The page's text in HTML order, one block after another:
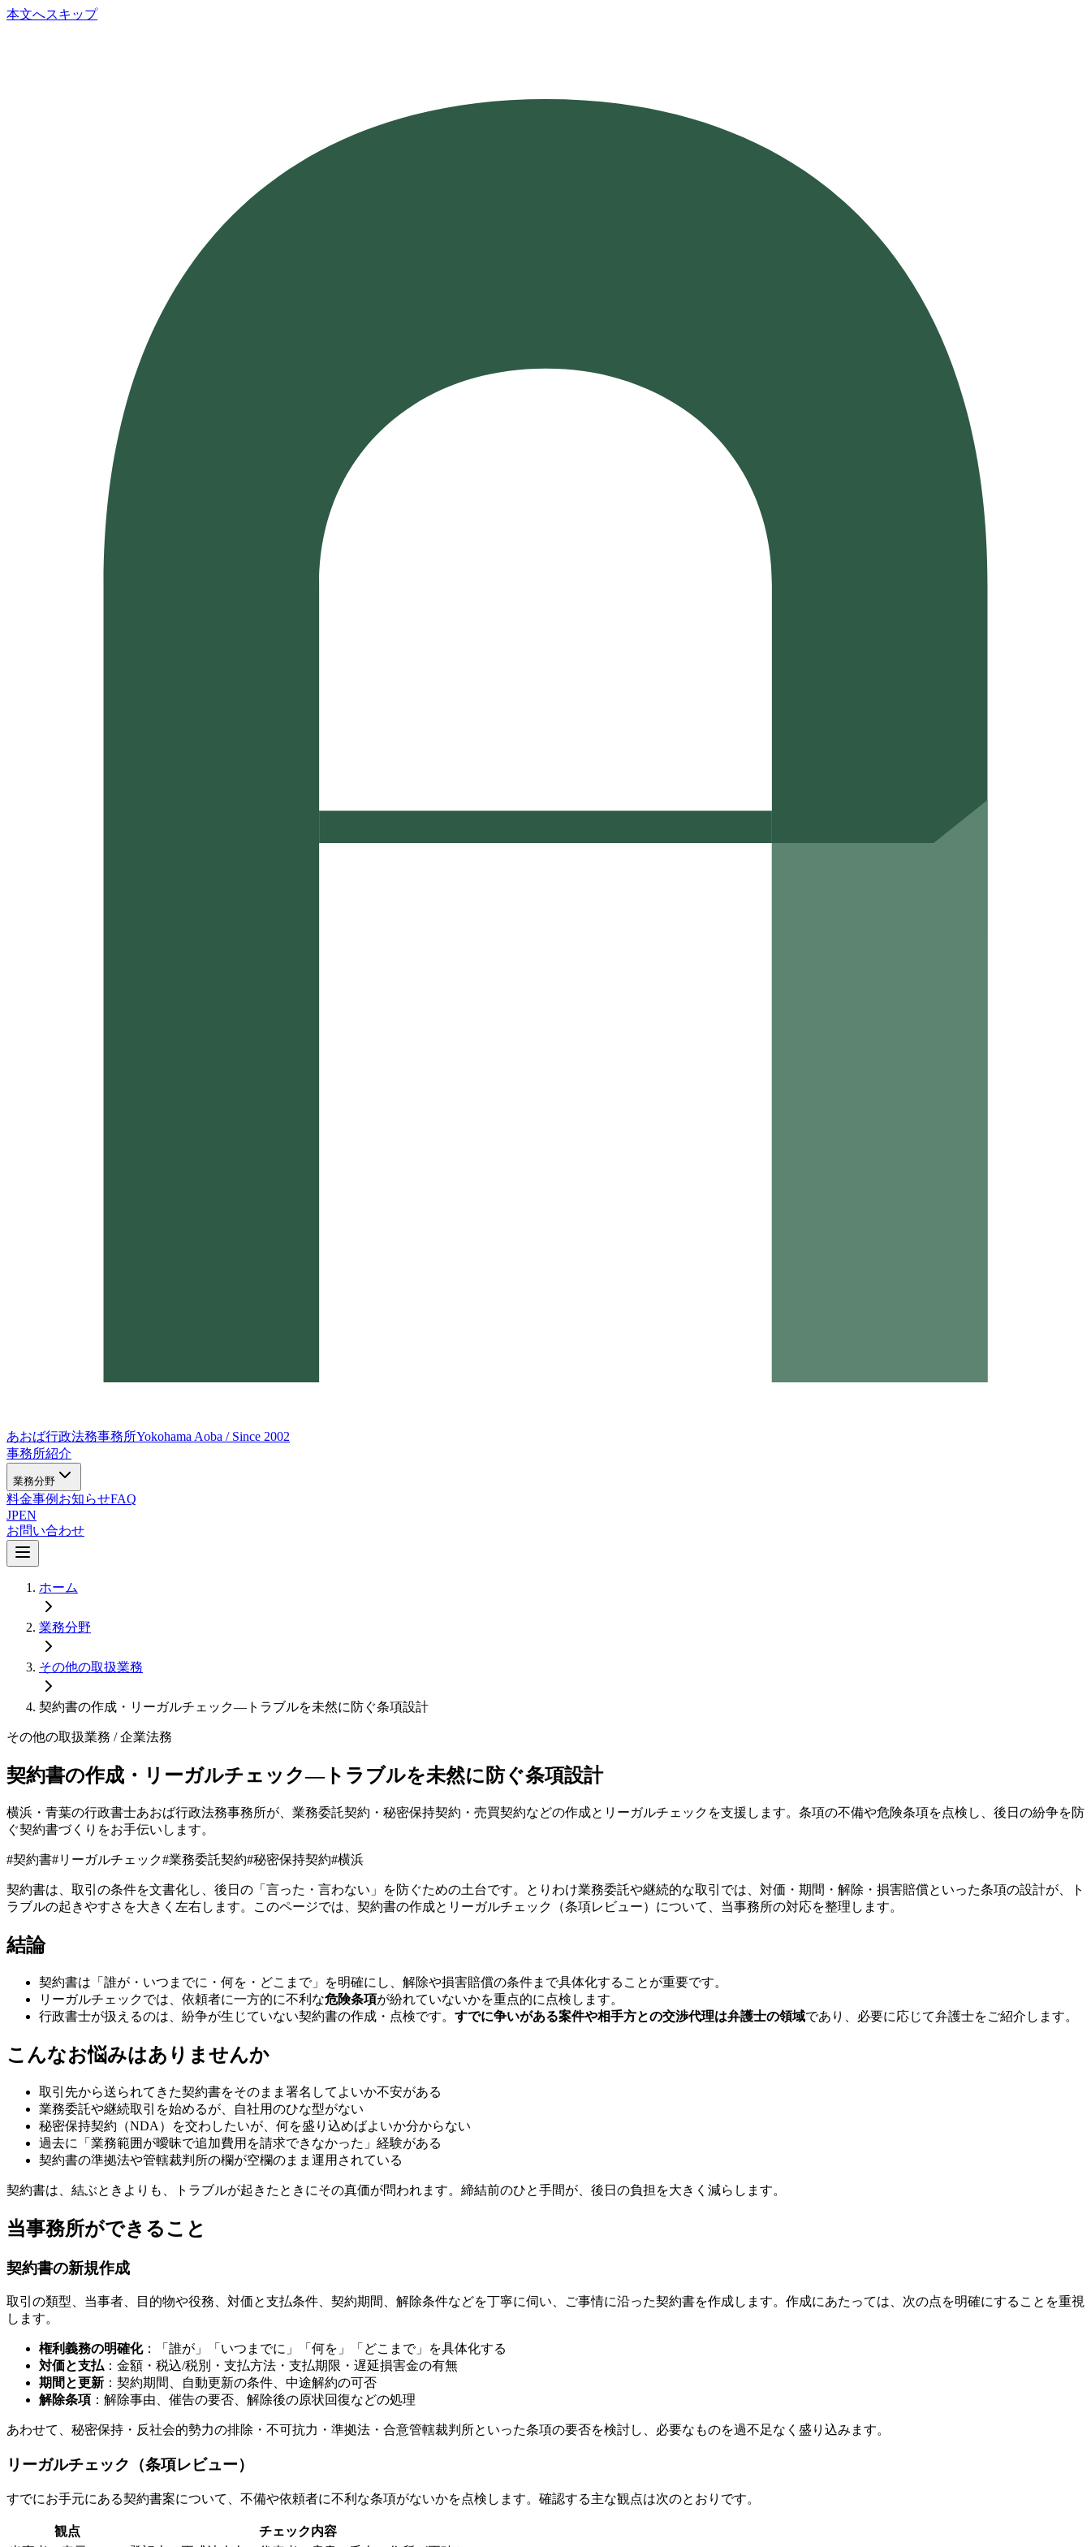
本文へスキップ
あおば行政法務事務所Yokohama Aoba / Since 2002
事務所紹介
業務分野
料金事例 お知らせFAQ
JPEN
お問い合わせ
ホーム
業務分野
その他の取扱業務
契約書の作成・リーガルチェック—トラブルを未然に防ぐ条項設計
その他の取扱業務 / 企業法務
契約書の作成・リーガルチェック—トラブルを未然に防ぐ条項設計
横浜・青葉の行政書士あおば行政法務事務所が、業務委託契約・秘密保持契約・売買契約などの作成とリーガルチェックを支援します。条項の不備や危険条項を点検し、後日の紛争を防
ぐ契約書づくりをお手伝いします。
#契約書#リーガルチェック#業務委託契約#秘密保持契約#横浜
契約書は、取引の条件を文書化し、後日の「言った・言わない」を防ぐための土台です。とりわけ業務委託や継続的な取引では、対価・期間・解除・損害賠償といった条項の設計が、ト
ラブルの起きやすさを大きく左右します。このページでは、契約書の作成とリーガルチェック（条項レビュー）について、当事務所の対応を整理します。
結論
契約書は「誰が・いつまでに・何を・どこまで」を明確にし、解除や損害賠償の条件まで具体化することが重要です。
リーガルチェックでは、依頼者に一方的に不利な危険条項が紛れていないかを重点的に点検します。
行政書士が扱えるのは、紛争が生じていない契約書の作成・点検です。 すでに争いがある案件や相手方との交渉代理は弁護士の領域であり、必要に応じて弁護士をご紹介します。
こんなお悩みはありませんか
取引先から送られてきた契約書をそのまま署名してよいか不安がある
業務委託や継続取引を始めるが、自社用のひな型がない
秘密保持契約（NDA）を交わしたいが、何を盛り込めばよいか分からない
過去に「業務範囲が曖昧で追加費用を請求できなかった」経験がある
契約書の準拠法や管轄裁判所の欄が空欄のまま運用されている
契約書は、結ぶときよりも、トラブルが起きたときにその真価が問われます。締結前のひと手間が、後日の負担を大きく減らします。
当事務所ができること
契約書の新規作成
取引の類型、当事者、目的物や役務、対価と支払条件、契約期間、解除条件などを丁寧に伺い、ご事情に沿った契約書を作成します。作成にあたっては、次の点を明確にすることを重視
します。
権利義務の明確化：「誰が」「いつまでに」「何を」「どこまで」を具体化する
対価と支払 ：金額・税込/税別・支払方法・支払期限・遅延損害金の有無
期間と更新 ：契約期間、自動更新の条件、中途解約の可否
解除条項 ：解除事由、催告の要否、解除後の原状回復などの処理
あわせて、秘密保持・反社会的勢力の排除・不可抗力・準拠法・合意管轄裁判所といった条項の要否を検討し、必要なものを過不足なく盛り込みます。
リーガルチェック（条項レビュー）
すでにお手元にある契約書案について、不備や依頼者に不利な条項がないかを点検します。確認する主な観点は次のとおりです。
観点
チェック内容